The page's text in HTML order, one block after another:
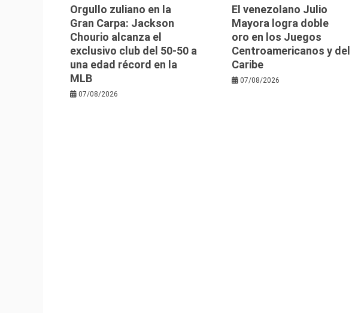
Orgullo zuliano en la
Gran Carpa: Jackson
Chourio alcanza el
exclusivo club del 50-50 a
una edad récord en la
MLB
07/08/2026
El venezolano Julio
Mayora logra doble
oro en los Juegos
Centroamericanos y del
Caribe
07/08/2026